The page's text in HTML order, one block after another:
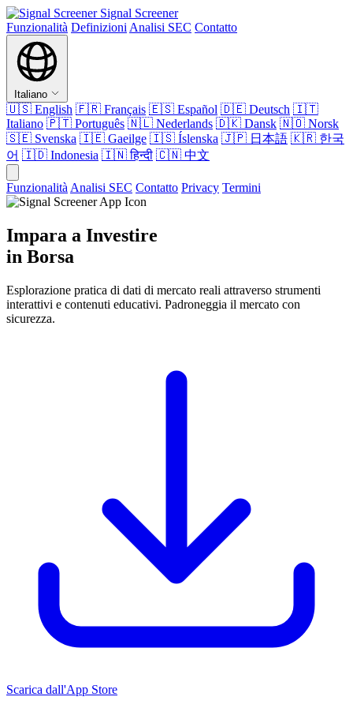
Signal Screener
Funzionalità Definizioni Analisi SEC Contatto
Italiano
🇺🇸 English 🇫🇷 Français 🇪🇸 Español 🇩🇪 Deutsch 🇮🇹
Italiano 🇵🇹 Português 🇳🇱 Nederlands 🇩🇰 Dansk 🇳🇴 Norsk
🇸🇪 Svenska 🇮🇪 Gaeilge 🇮🇸 Íslenska 🇯🇵 日本語 🇰🇷 한국
어 🇮🇩 Indonesia 🇮🇳हिन्दी 🇨🇳 中文
Funzionalità Analisi SEC Contatto Privacy Termini
Impara a Investire
in Borsa
Esplorazione pratica di dati di mercato reali attraverso strumenti
interattivi e contenuti educativi. Padroneggia il mercato con
sicurezza.
Scarica dall'App Store